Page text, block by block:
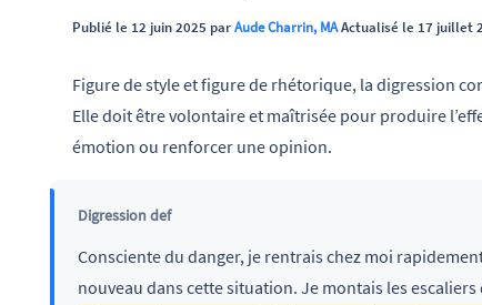
Publié le 12 juin 2025 parAude Charrin, MAActualisé le 17 juillet
Figure de style et figure de rhétorique, la digression
Elle doit être volontaire et maîtrisée pour produire
émotion ou renforcer une opinion.
Digression def
Consciente du danger, je rentrais chez moi
nouveau dans cette situation. Je montais les